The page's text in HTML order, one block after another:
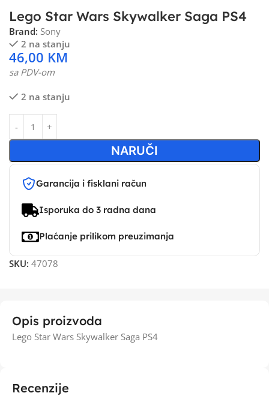
Lego Star Wars Skywalker Saga PS4
Brand: Sony
2 na stanju
46,00 KM
sa PDV-om
2 na stanju
NARUČI
Garancija i fisklani račun
Isporuka do 3 radna dana
Plaćanje prilikom preuzimanja
SKU: 47078
Opis proizvoda
Lego Star Wars Skywalker Saga PS4
Recenzije